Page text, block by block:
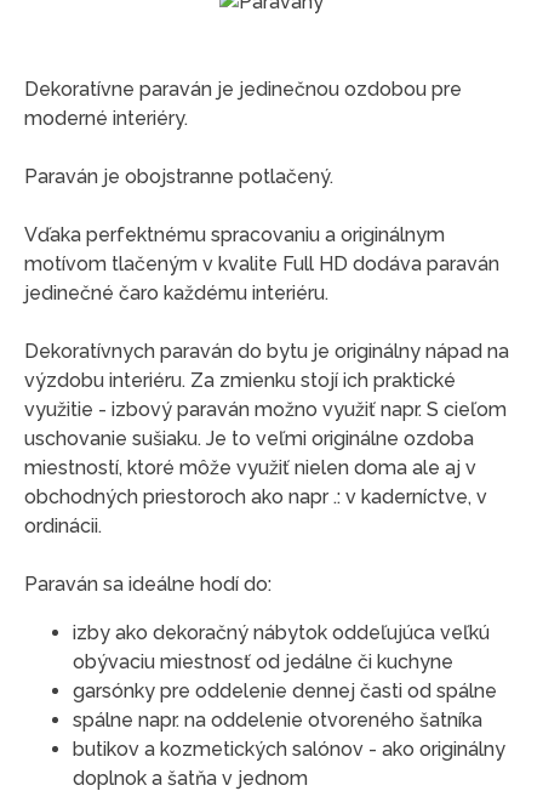
Dekoratívne paraván je jedinečnou ozdobou pre
moderné interiéry.
Paraván je obojstranne potlačený.
Vďaka perfektnému spracovaniu a originálnym
motívom tlačeným v kvalite Full HD dodáva paraván
jedinečné čaro každému interiéru.
Dekoratívnych paraván do bytu je originálny nápad na
výzdobu interiéru. Za zmienku stojí ich praktické
využitie - izbový paraván možno využiť napr. S cieľom
uschovanie sušiaku. Je to veľmi originálne ozdoba
miestností, ktoré môže využiť nielen doma ale aj v
obchodných priestoroch ako napr .: v kaderníctve, v
ordinácii.
Paraván sa ideálne hodí do:
izby ako dekoračný nábytok oddeľujúca veľkú
obývaciu miestnosť od jedálne či kuchyne
garsónky pre oddelenie dennej časti od spálne
spálne napr. na oddelenie otvoreného šatníka
butikov a kozmetických salónov - ako originálny
doplnok a šatňa v jednom